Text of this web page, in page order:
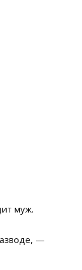
муж.
—